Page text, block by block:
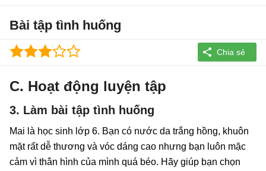
Bài tập tình huống
C. Hoạt động luyện tập
3. Làm bài tập tình huống
Mai là học sinh lớp 6. Bạn có nước da trắng hồng, khuôn
mặt rất dễ thương và vóc dáng cao nhưng bạn luôn mặc
cảm vì thân hình của mình quá béo. Hãy giúp bạn chọn